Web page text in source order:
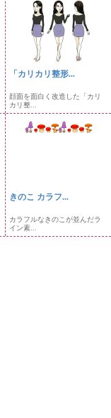
「カリカリ整形...
顔面を面白く改造した「カリ
カリ整...
きのこ カラフ...
カラフルなきのこが並んだラ
イン素...